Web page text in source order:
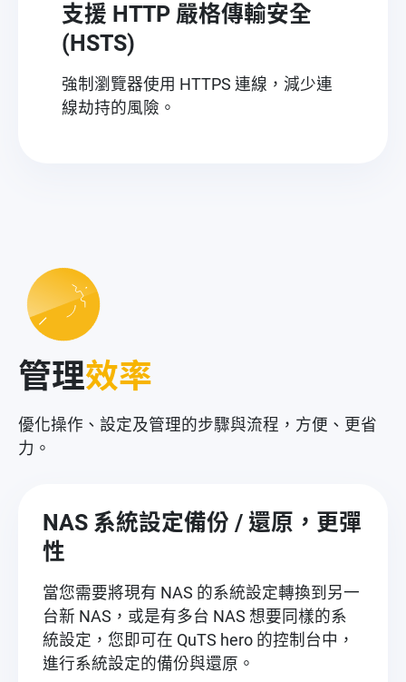
支援 HTTP 嚴格傳輸安全
(HSTS)
強制瀏覽器使用 HTTPS 連線，減少連
線劫持的風險。
管理效率
優化操作、設定及管理的步驟與流程，方便、更省
力。
NAS 系統設定備份 / 還原，更彈
性
當您需要將現有 NAS 的系統設定轉換到另一
台新 NAS，或是有多台 NAS 想要同樣的系
統設定，您即可在 QuTS hero 的控制台中，
進行系統設定的備份與還原。